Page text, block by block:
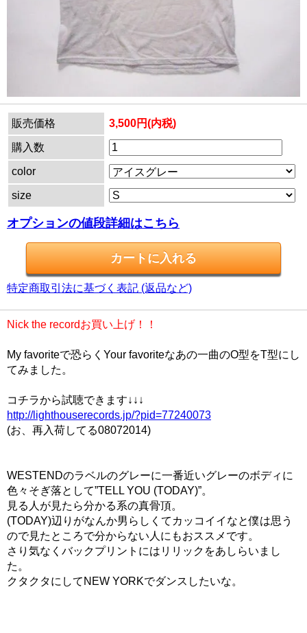
販売価格 3,500円(内税)
購入数
color
size
オプションの値段詳細はこちら
特定商取引法に基づく表記 (返品など)
Nick the recordお買い上げ！！
My favoriteで恐らくYour favoriteなあの一曲のO型をT型にし
てみました。
コチラから試聴できます↓↓↓
http://lighthouserecords.jp/?pid=77240073
(お、再入荷してる08072014)
WESTENDのラベルのグレーに一番近いグレーのボディに
色々そぎ落として”TELL YOU (TODAY)”。
見る人が見たら分かる系の真骨頂。
(TODAY)辺りがなんか男らしくてカッコイイなと僕は思う
ので見たところで分からない人にもおススメです。
さり気なくバックプリントにはリリックをあしらいまし
た。
クタクタにしてNEW YORKでダンスしたいな。